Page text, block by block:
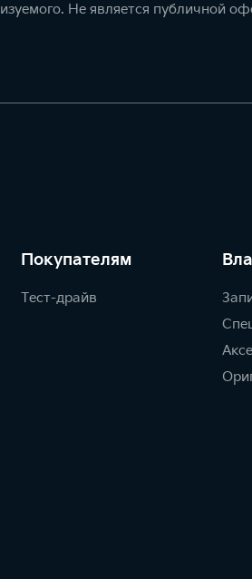
Не является публичной
Покупателям
Тест-драйв